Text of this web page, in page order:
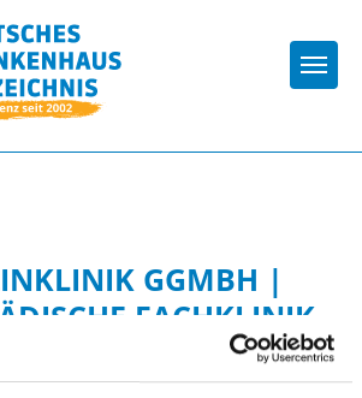
GGMBH |
FACHKLINIK